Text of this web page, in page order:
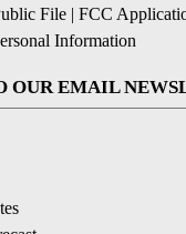
File | FCC
Information
OUR EMAIL